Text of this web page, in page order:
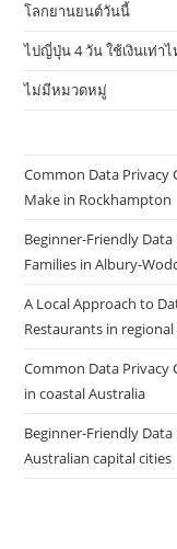
โลกยานยนต์วันนี้
ไปญี่ปุ่น 4 วัน ใช้เงินเท่า
ไม่มีหมวดหมู่
Common Data Privacy
Make in Rockhampton
Beginner-Friendly
Families in Albury-
A Local Approach to
Restaurants in
Common Data Privacy
in coastal Australia
Beginner-Friendly
Australian capital cities